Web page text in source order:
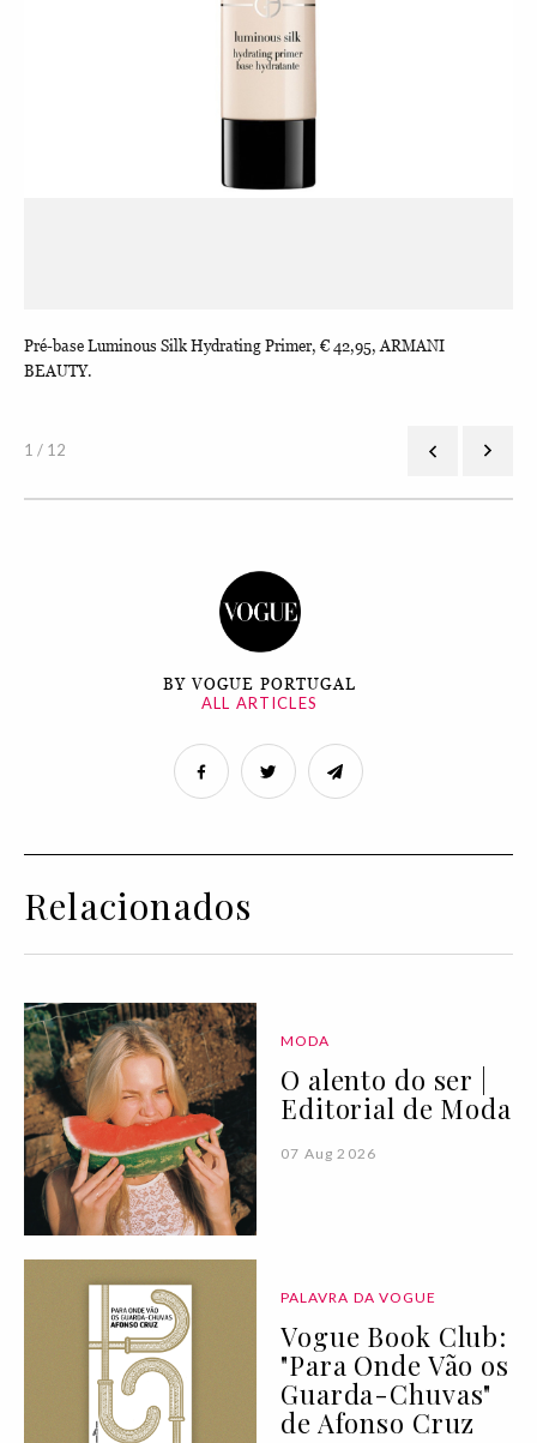
Pré-base Luminous Silk Hydrating Primer, € 42,95, ARMANI
BEAUTY.
1 / 12
BY VOGUE PORTUGAL
ALL ARTICLES
Relacionados
MODA
O alento do ser |
Editorial de Moda
07 Aug 2026
PALAVRA DA VOGUE
Vogue Book Club:
"Para Onde Vão os
Guarda-Chuvas"
de Afonso Cruz